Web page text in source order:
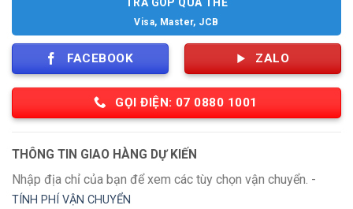
TRẢ GÓP QUA THẺ
Visa, Master, JCB
FACEBOOK ZALO
GỌI ĐIỆN: 07 0880 1001
THÔNG TIN GIAO HÀNG DỰ KIẾN
Nhập địa chỉ của bạn để xem các tùy chọn vận chuyển. -
TÍNH PHÍ VẬN CHUYỂN